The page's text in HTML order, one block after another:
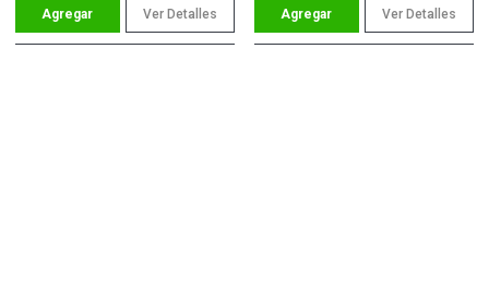
Ver Detalles Ver Detalles